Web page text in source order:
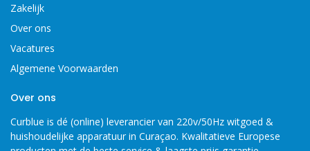
Zakelijk
Over ons
Vacatures
Algemene Voorwaarden
Over ons
Curblue is dé (online) leverancier van 220v/50Hz witgoed &
huishoudelijke apparatuur in Curaçao. Kwalitatieve Europese